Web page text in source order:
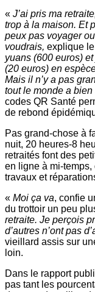
« J’ai pris ma
trop à la maison. Et
peux pas voyager
voudrais, explique
yuans (600 euros)
(20 euros) en
Mais il n’y a pas
tout le monde a
codes QR Santé
de rebond
Pas grand-chose à
nuit, 20 heures-8
retraités font des
en ligne à mi-
travaux et
« Moi ça va, confie
du trottoir un peu
retraite. Je perçois
d’autres n’ont pas
vieillard assis sur
loin.
Dans le rapport
pas tant les